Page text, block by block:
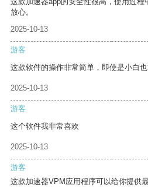
放心。
2025-10-13
游客
这款软件的操作非常简单，即使是小白也
2025-10-13
游客
这个软件我非常喜欢
2025-10-13
游客
这款加速器VPM应用程序可以给你提供